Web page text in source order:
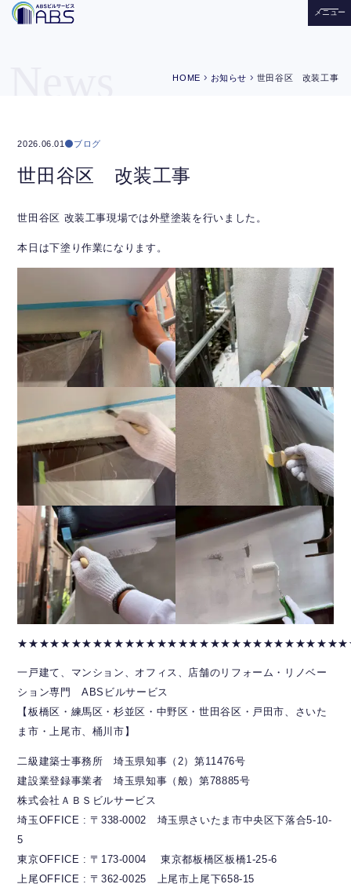
メニュー
HOME chevron_right お知らせ chevron_right世田谷区 改装工事
2026.06.01 ブログ
世田谷区 改装工事
世田谷区 改装工事現場では外壁塗装を行いました。
本日は下塗り作業になります。
一戸建て、マンション、オフィス、店舗のリフォーム・リノベー
ション専門 ABSビルサービス
【板橋区・練馬区・杉並区・中野区・世田谷区・戸田市、さいた
ま市・上尾市、桶川市】
二級建築士事務所 埼玉県知事（2）第11476号
建設業登録事業者 埼玉県知事（般）第78885号
株式会社ＡＢＳビルサービス
埼玉OFFICE : 〒338-0002 埼玉県さいたま市中央区下落合5-10-
5
東京OFFICE : 〒173-0004 東京都板橋区板橋1-25-6
上尾OFFICE : 〒362-0025 上尾市上尾下658-15